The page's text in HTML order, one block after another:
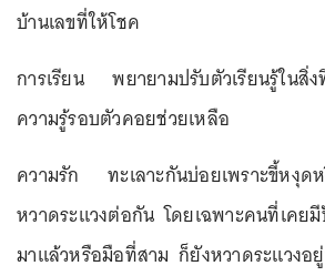
บ้านเลขที่ให้โชค
การเรียน พยายามปรับตัวเรียนรู้ในสิ่ง
ความรู้รอบตัวคอยช่วยเหลือ
ความรัก ทะเลาะกันบ่อยเพราะขี้หงุด
หวาดระแวงต่อกัน โดยเฉพาะคนที่เคย
มาแล้วหรือมือที่สาม ก็ยังหวาดระแว